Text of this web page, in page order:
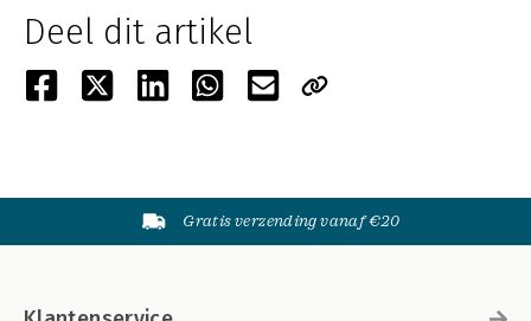
Deel dit artikel
Gratis verzending vanaf €20